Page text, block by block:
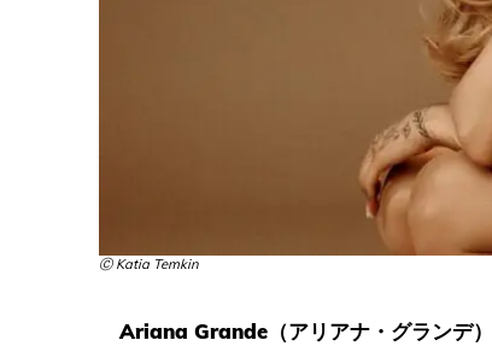
Ⓒ Katia Temkin
Ariana Grande（アリアナ・グランデ）